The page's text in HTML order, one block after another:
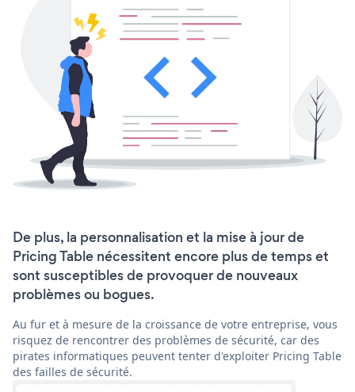
De plus, la personnalisation et la mise à jour de
Pricing Table nécessitent encore plus de temps et
sont susceptibles de provoquer de nouveaux
problèmes ou bogues.
Au fur et à mesure de la croissance de votre entreprise, vous
risquez de rencontrer des problèmes de sécurité, car des
pirates informatiques peuvent tenter d'exploiter Pricing Table
des failles de sécurité.